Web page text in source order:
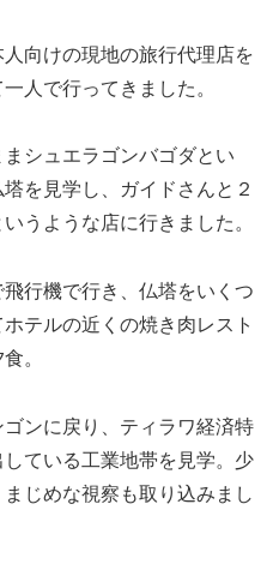
向けの現地の旅行代理店を
人で行ってきました。
シュエラゴンバゴダとい
を見学し、ガイドさんと２
うような店に行きました。
行機で行き、仏塔をいくつ
テルの近くの焼き肉レスト
。
ンに戻り、ティラワ経済特
ている工業地帯を見学。少
じめな視察も取り込みまし